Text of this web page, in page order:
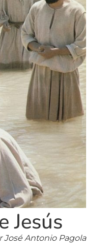
Jesús
José Antonio Pagola